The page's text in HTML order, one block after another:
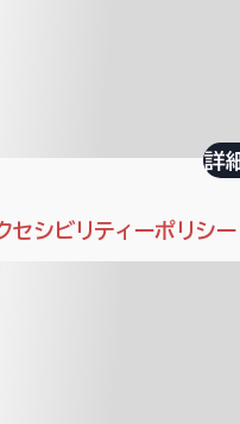
詳
セシビリティーポリシー